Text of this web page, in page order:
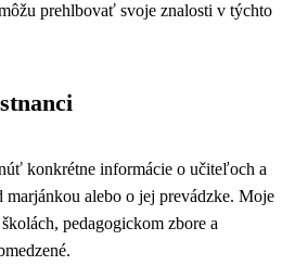
prehlbovať svoje znalosti v týchto
konkrétne informácie o učiteľoch a
marjánkou alebo o jej prevádzke. Moje
pedagogickom zbore a